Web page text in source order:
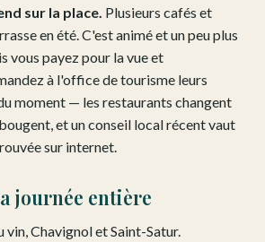
sur la place. Plusieurs cafés et
en été. C'est animé et un peu plus
vous payez pour la vue et
à l'office de tourisme leurs
moment — les restaurants changent
et un conseil local récent vaut
sur internet.
journée entière
vin, Chavignol et Saint-Satur.